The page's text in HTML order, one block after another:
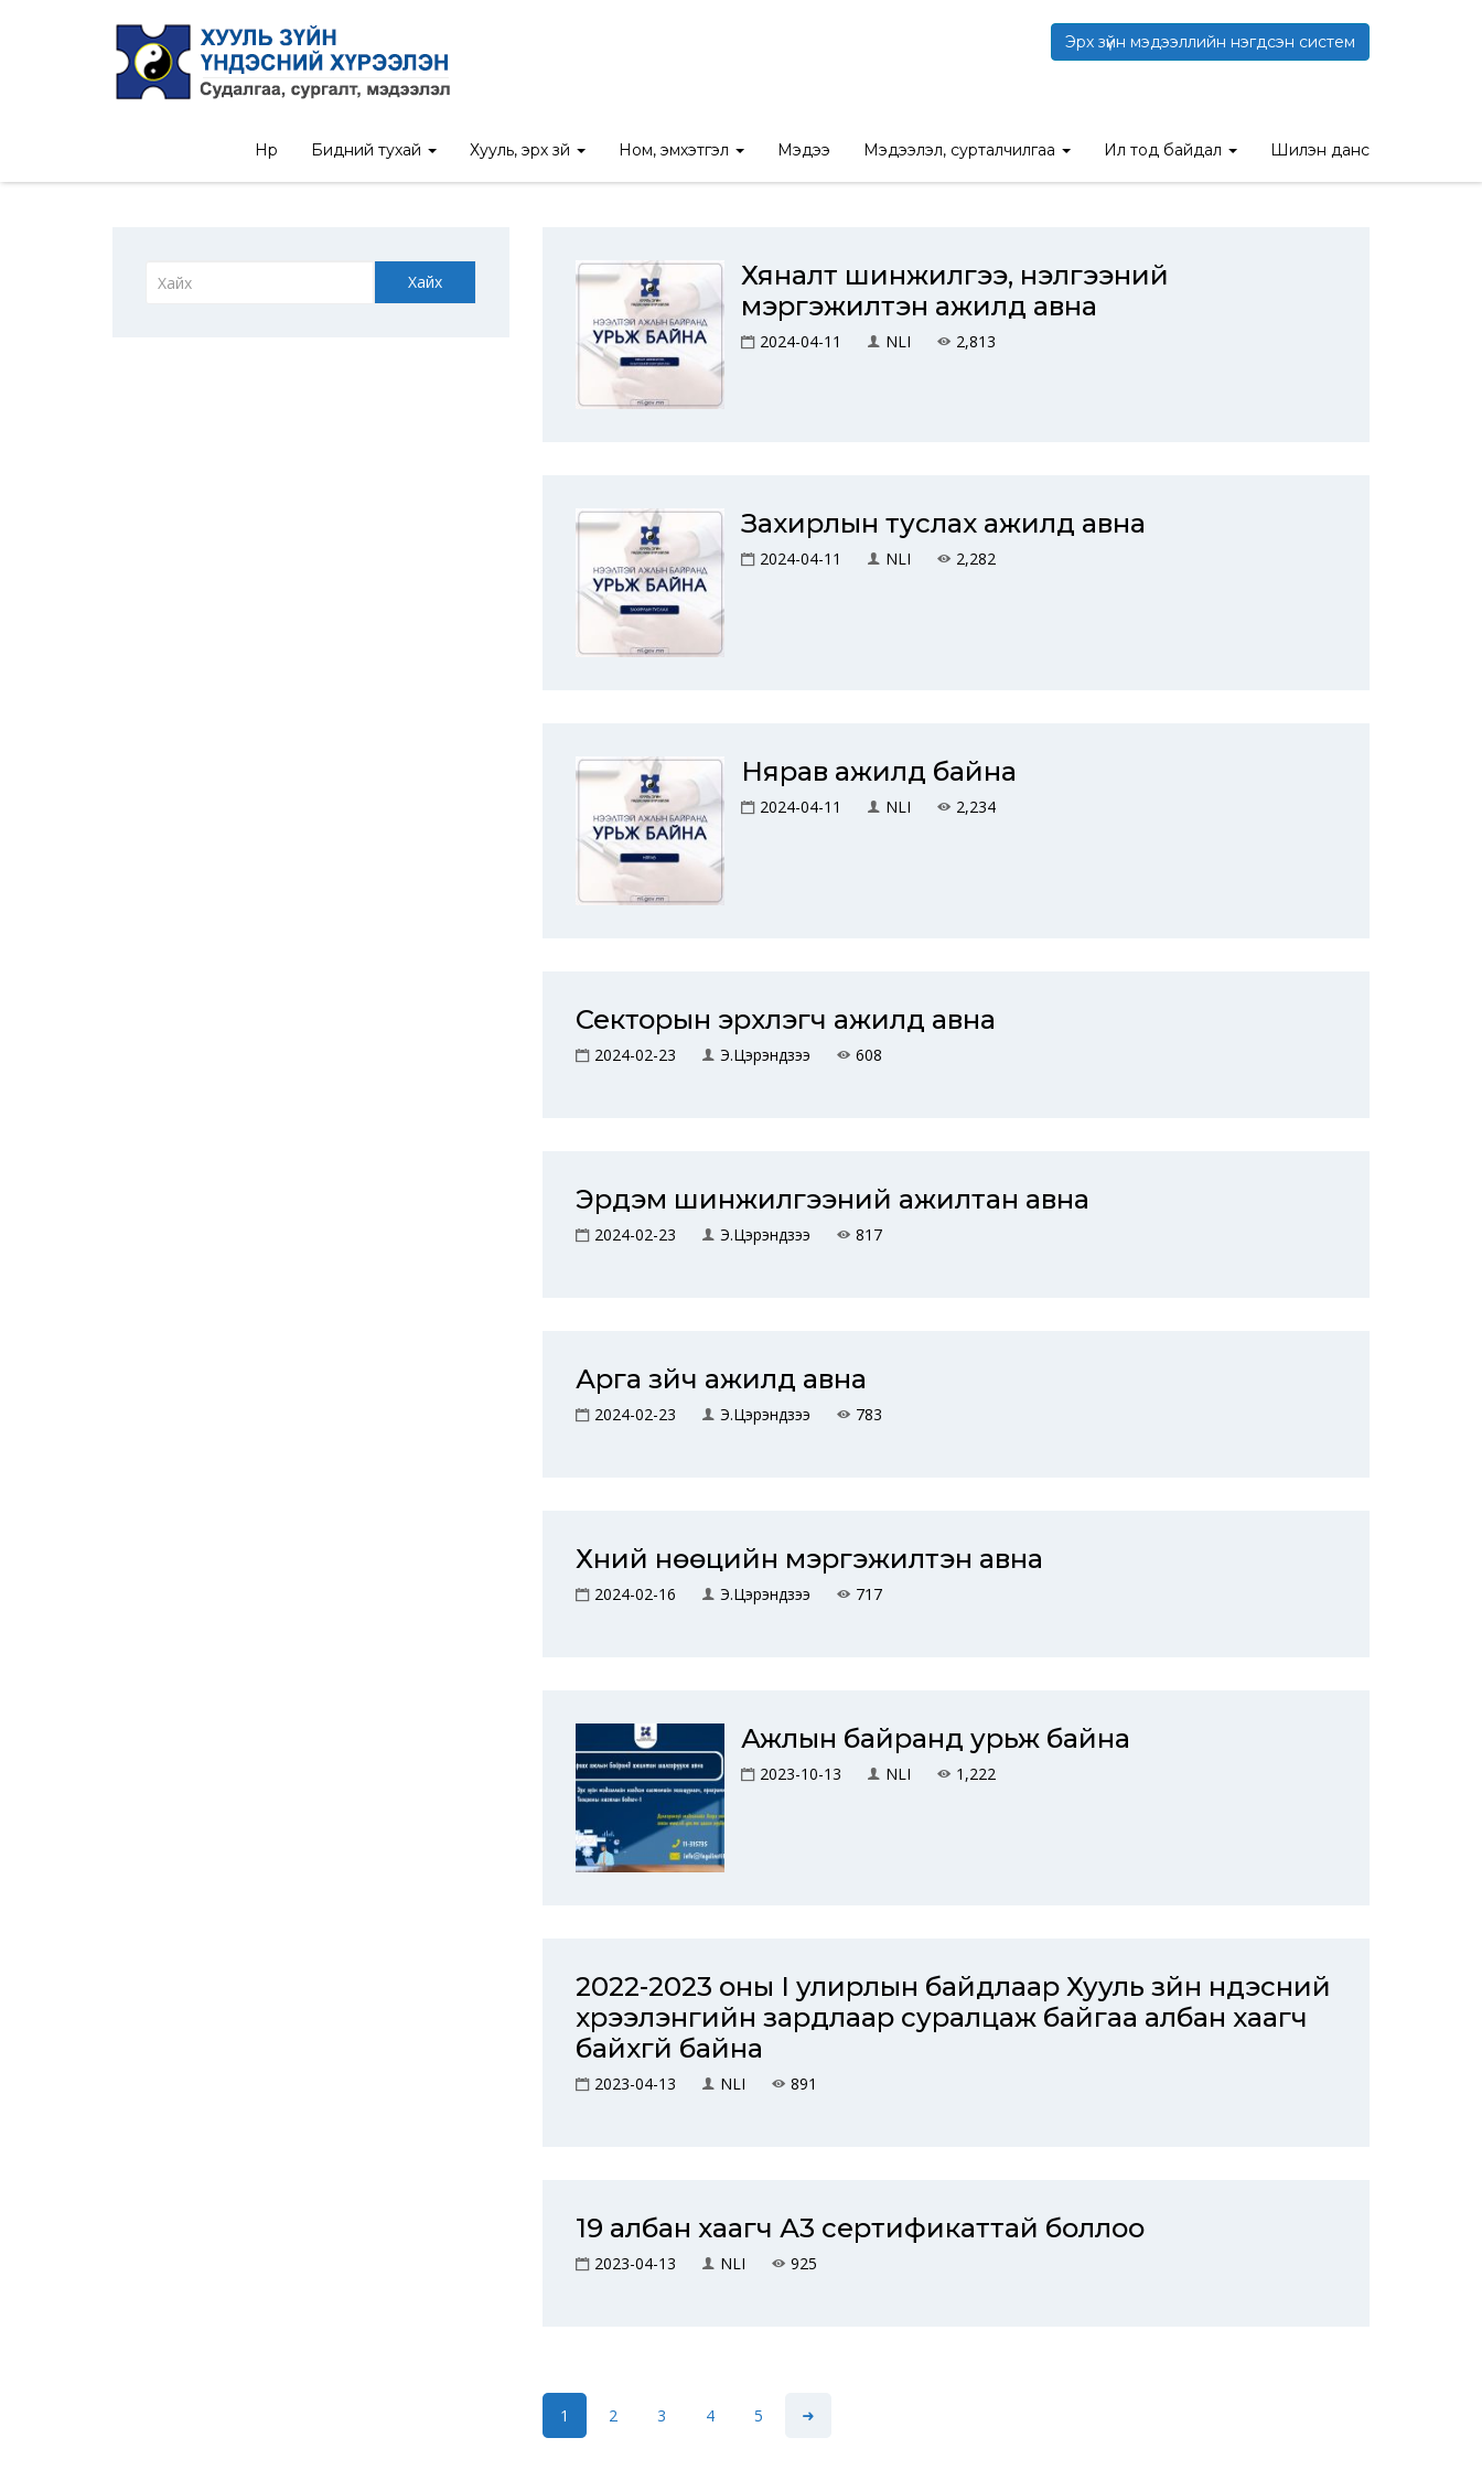
Эрх зүйн мэдээллийн нэгдсэн систем
Нүүр Бидний тухай Хууль, эрх зүй Ном, эмхэтгэл Мэдээ Мэдээлэл, сурталчилгаа Ил тод байдал Шилэн данс
Нүүр / Ил тод байдал Хүний нөөц
Хайх
Хяналт шинжилгээ, үнэлгээний
мэргэжилтэн ажилд авна
2024-04-11 NLI 2,813
Захирлын туслах ажилд авна
2024-04-11 NLI 2,282
Нярав ажилд байна
2024-04-11 NLI 2,234
Секторын эрхлэгч ажилд авна
2024-02-23 Э.Цэрэндүзээ 608
Эрдэм шинжилгээний ажилтан авна
2024-02-23 Э.Цэрэндүзээ 817
Арга зүйч ажилд авна
2024-02-23 Э.Цэрэндүзээ 783
Хүний нөөцийн мэргэжилтэн авна
2024-02-16 Э.Цэрэндүзээ 717
Ажлын байранд урьж байна
2023-10-13 NLI 1,222
2022-2023 оны I улирлын байдлаар Хууль зүйн үндэсний
хүрээлэнгийн зардлаар суралцаж байгаа албан хаагч
байхгүй байна
2023-04-13 NLI 891
19 албан хаагч А3 сертификаттай боллоо
2023-04-13 NLI 925
1 2 3 4 5